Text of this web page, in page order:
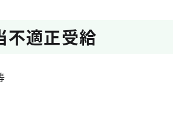
適正受給